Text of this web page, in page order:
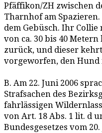
Pfäffikon/ZH zwischen
Tharnhof am
dem Gebüsch. Ihr
von ca. 30 bis 40
zurück, und dieser
vorgeworfen, den
B. Am 22. Juni 2006
Strafsachen des
fahrlässigen
von Art. 18 Abs. 1 lit. d
Bundesgesetzes vom